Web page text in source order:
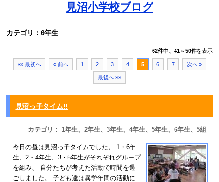
見沼小学校ブログ
カテゴリ：6年生
62件中、41～50件を表示
«« 最初へ « 前へ 1 2 3 4 5 6 7 次へ »
最後へ »»
見沼っ子タイム!!
カテゴリ： 1年生、2年生、3年生、4年生、5年生、6年生、5組
今日の昼は見沼っ子タイムでした。 1・6年
生、2・4年生、3・5年生がそれぞれグループ
を組み、 自分たちが考えた活動で時間を過
ごしました。 子ども達は異学年間の活動に